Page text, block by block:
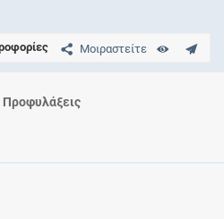
Μοιραστείτε
Προφυλάξεις